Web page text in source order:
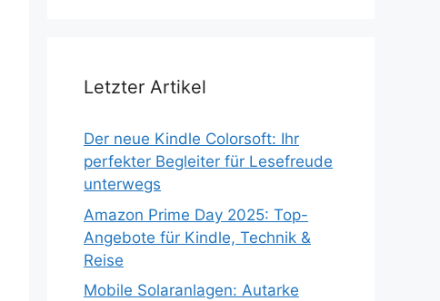
Letzter Artikel
Der neue Kindle Colorsoft: Ihr
perfekter Begleiter für Lesefreude
unterwegs
Amazon Prime Day 2025: Top-
Angebote für Kindle, Technik &
Reise
Mobile Solaranlagen: Autarke